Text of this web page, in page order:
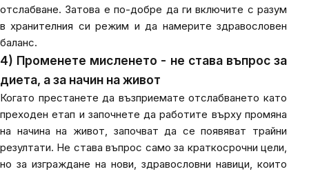
отслабване. Затова е по-добре да ги включите с разум
в хранителния си режим и да намерите здравословен
баланс.
4) Променете мисленето - не става въпрос за
диета, а за начин на живот
Когато престанете да възприемате отслабването като
преходен етап и започнете да работите върху промяна
на начина на живот, започват да се появяват трайни
резултати. Не става въпрос само за краткосрочни цели,
но за изграждане на нови, здравословни навици, които